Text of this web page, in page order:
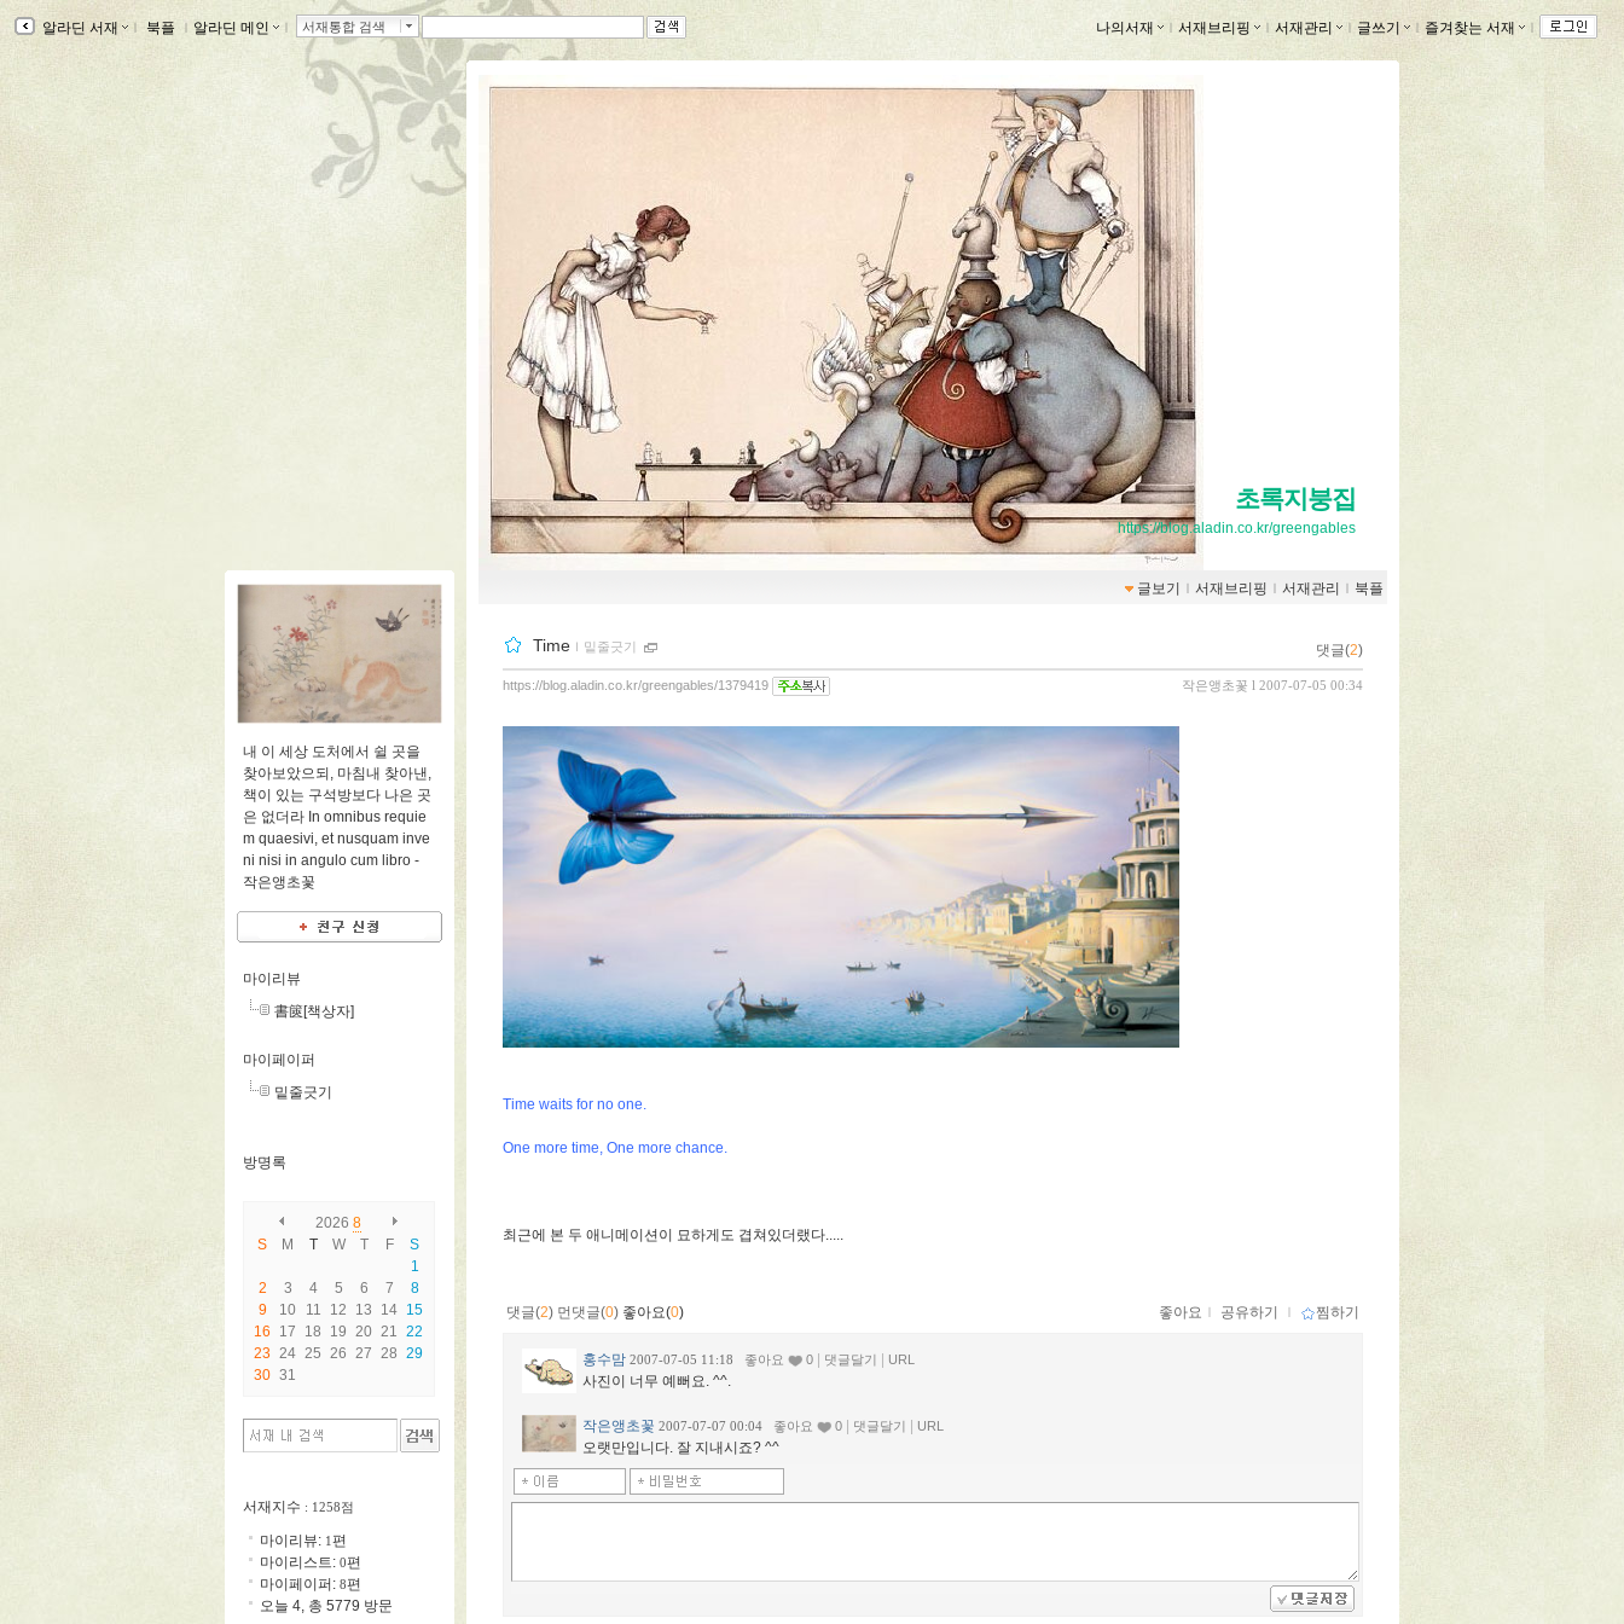
알라딘 서재 ｌ 북플 ｌ 알라딘 메인 서재통합 검색 나의서재 ｌ 서재브리핑 ｌ 서재관리 ｌ 글쓰기 ｌ 즐겨찾는 서재 ｌ
초록지붕집
https://blog.aladin.co.kr/greengables
글보기 ｌ 서재브리핑 ｌ 서재관리 ｌ 북플
Time ｌ 밑줄긋기 댓글(2)
작은앵초꽃 l 2007-07-05 00:34
https://blog.aladin.co.kr/greengables/1379419
Time waits for no one.
One more time, One more chance.
최근에 본 두 애니메이션이 묘하게도 겹쳐있더랬다.....
댓글(2) 먼댓글(0) 좋아요(0) 좋아요 ｌ 공유하기 ｌ 찜하기
홍수맘 2007-07-05 11:18 좋아요 0 댓글달기 URL
사진이 너무 예뻐요. ^^.
작은앵초꽃 2007-07-07 00:04 좋아요 0 댓글달기 URL
오랫만입니다. 잘 지내시죠? ^^
내 이 세상 도처에서 쉴 곳을
찾아보았으되, 마침내 찾아낸,
책이 있는 구석방보다 나은 곳
은 없더라 In omnibus requie
m quaesivi, et nusquam inve
ni nisi in angulo cum libro -
작은앵초꽃
마이리뷰
書篋[책상자]
마이페이퍼
밑줄긋기
방명록
2026 8
S
M T W T F
S
1
2
3 4 5 6 7
8
9
10 11 12 13 14 15
16
17 18 19 20 21 22
23 24 25 26 27 28 29
30 31
서재지수 : 1258점
마이리뷰: 1편
마이리스트: 0편
마이페이퍼: 8편
오늘 4, 총 5779 방문